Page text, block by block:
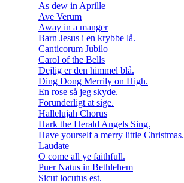
As dew in Aprille
Ave Verum
Away in a manger
Barn Jesus i en krybbe lå.
Canticorum Jubilo
Carol of the Bells
Dejlig er den himmel blå.
Ding Dong Merrily on High.
En rose så jeg skyde.
Forunderligt at sige.
Hallelujah Chorus
Hark the Herald Angels Sing.
Have yourself a merry little Christmas.
Laudate
O come all ye faithfull.
Puer Natus in Bethlehem
Sicut locutus est.